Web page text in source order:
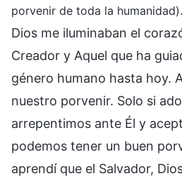
porvenir de toda la humanidad)
Dios me iluminaban el
Creador y Aquel que ha
género humano hasta hoy.
nuestro porvenir. Solo si
arrepentimos ante Él y
podemos tener un buen
aprendí que el Salvador,